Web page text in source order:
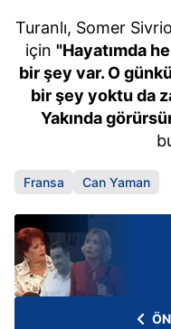
Turanlı, Somer
için "Hayatımda
bir şey var. O
bir şey yoktu da
Yakında
Fransa Can Yaman